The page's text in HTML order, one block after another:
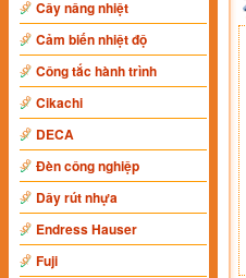
Cây nâng nhiệt
Cảm biến nhiệt độ
Công tắc hành trình
Cikachi
DECA
Đèn công nghiệp
Dây rút nhựa
Endress Hauser
Fuji